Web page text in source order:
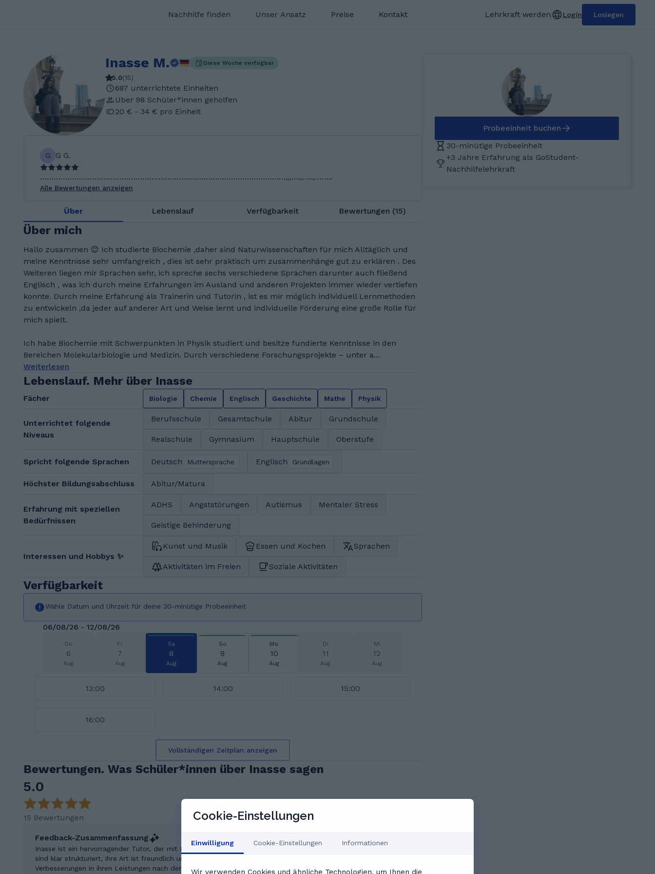
Nachhilfe finden Unser Ansatz Preise Kontakt Lehrkraft werden Login Loslegen
Inasse M. Diese Woche verfügbar
5.0(15)
687 unterrichtete Einheiten
Uber 98 Schüler*innen geholfen
20 € - 34 € pro Einheit
G G G.
………………………………………………………………………………………………,,,….,…..,……..
Alle Bewertungen anzeigen
Über Lebenslauf Verfügbarkeit Bewertungen (15)
Über mich
Hallo zusammen 😊 Ich studierte Biochemie ,daher sind Naturwissenschaften für mich Alltäglich und
meine Kenntnisse sehr umfangreich , dies ist sehr praktisch um zusammenhänge gut zu erklären . Des
Weiteren liegen mir Sprachen sehr, ich spreche sechs verschiedene Sprachen darunter auch fließend
Englisch , was ich durch meine Erfahrungen im Ausland und anderen Projekten immer wieder vertiefen
konnte. Durch meine Erfahrung als Trainerin und Tutorin , ist es mir möglich individuell Lernmethoden
zu entwickeln ,da jeder auf anderer Art und Weise lernt und individuelle Förderung eine große Rolle für
mich spielt.
Ich habe Biochemie mit Schwerpunkten in Physik studiert und besitze fundierte Kenntnisse in den
Bereichen Molekularbiologie und Medizin. Durch verschiedene Forschungsprojekte – unter a...
Weiterlesen
Lebenslauf. Mehr über Inasse
Fächer Biologie Chemie Englisch Geschichte Mathe Physik
Unterrichtet folgende
Niveaus
Berufsschule Gesamtschule Abitur Grundschule
Realschule Gymnasium Hauptschule Oberstufe
Spricht folgende Sprachen Deutsch Muttersprache Englisch Grundlagen
Höchster Bildungsabschluss Abitur/Matura
Erfahrung mit speziellen
Bedürfnissen
ADHS Angststörungen Autismus Mentaler Stress
Geistige Behinderung
Interessen und Hobbys ✨
Kunst und Musik Essen und Kochen Sprachen
Aktivitäten im Freien Soziale Aktivitäten
Verfügbarkeit
Wähle Datum und Uhrzeit für deine 30-minütige Probeeinheit
06/08/26 - 12/08/26
Do
6
Aug
Fr
7
Aug
Sa
8
Aug
So
9
Aug
Mo
10
Aug
Di
11
Aug
Mi
12
Aug
13:00 14:00 15:00
16:00
Vollständigen Zeitplan anzeigen
Bewertungen. Was Schüler*innen über Inasse sagen
5.0
15 Bewertungen
Feedback-Zusammenfassung
Inasse ist ein hervorragender Tutor, der mit Kompetenz, Geduld und Verständlichkeit überzeugt. Ihre Erklärungen
sind klar strukturiert, ihre Art ist freundlich und wertschätzend. Viele Studierende berichten von deutlichen
Verbesserungen in ihren Leistungen nach dem Unterricht mit Inasse. Ihr Talent,
Probeeinheit buchen
30-minütige Probeeinheit
+3 Jahre Erfahrung als GoStudent-
Nachhilfelehrkraft
Cookie-Einstellungen
Einwilligung Cookie-Einstellungen Informationen
Wir verwenden Cookies und ähnliche Technologien, um Ihnen die